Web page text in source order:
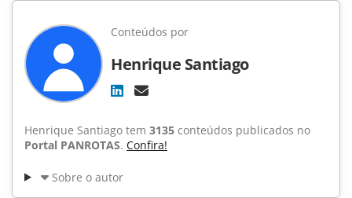
Conteúdos por
Henrique Santiago
Henrique Santiago tem 3135 conteúdos publicados no
Portal PANROTAS. Confira!
Sobre o autor